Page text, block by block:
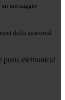
messaggio
della password
posta elettronica!